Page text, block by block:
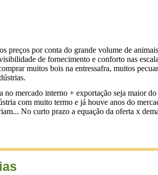
preços por conta do grande volume de
de fornecimento e conforto nas
muitos bois na entressafra, muitos
mercado interno + exportação seja maior
com muito termo e já houve anos do
No curto prazo a equação da oferta x